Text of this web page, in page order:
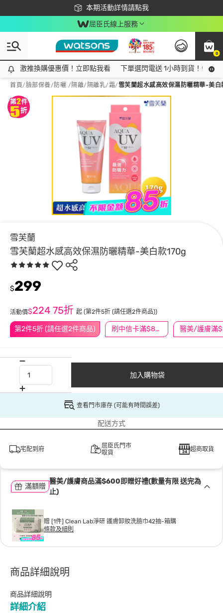
本期活動詳情請點我
下載app最高回饋$350
屈臣氏線上服務
0
激推換購優惠價！立即點我看
激推換購優惠價！立即點我看 下單選閃電送 1小時到貨！領神
首頁/臉部保養/ 防曬 /隔離/ 隔離乳/霜/ 雪芙蘭超水感高效保濕防曬精華-美白
雪芙蘭
雪芙蘭超水感高效保濕防曬精華-美白款170g
第2件5折 (請任選2件商品) 刷中信卡滿$888送3萬點
$299
活動價$224 75折 起 (第2件5折 (請任選2件商品))
加入購物袋
查看門市庫存 (可能有時間誤差)
配送方式
宅配到府
屈臣氏門市
取貨
超商取貨
滿額贈
醫美/護膚商品滿$600即贈好禮(數量有限 送完為
止)
贈 [1件] Clean Lab淨研 護膚卸妝洗臉巾42抽-箱購
條款及細則
商品詳細說明
商品詳細說明
詳細介紹